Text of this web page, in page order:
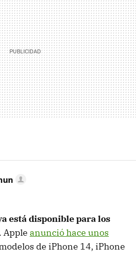
está disponible para los
. Apple anunció hace unos
de iPhone 14, iPhone